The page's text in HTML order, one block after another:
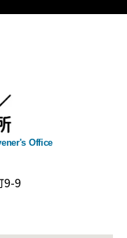
Office
9-9